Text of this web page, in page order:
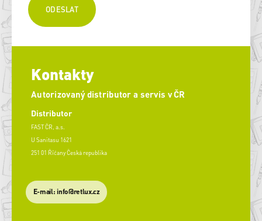
Kontakty
Autorizovaný distributor a servis v ČR
Distributor
FAST ČR, a.s.
U Sanitasu 1621
251 01 Říčany Česká republika
E-mail: info@retlux.cz